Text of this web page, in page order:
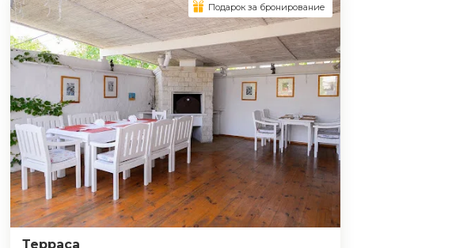
Терраса
Подарок за бронирование